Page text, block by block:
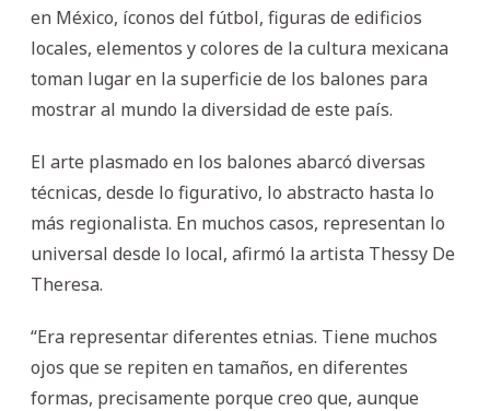
en México, íconos del fútbol, figuras de edificios
locales, elementos y colores de la cultura mexicana
toman lugar en la superficie de los balones para
mostrar al mundo la diversidad de este país.
El arte plasmado en los balones abarcó diversas
técnicas, desde lo figurativo, lo abstracto hasta lo
más regionalista. En muchos casos, representan lo
universal desde lo local, afirmó la artista Thessy De
Theresa.
“Era representar diferentes etnias. Tiene muchos
ojos que se repiten en tamaños, en diferentes
formas, precisamente porque creo que, aunque